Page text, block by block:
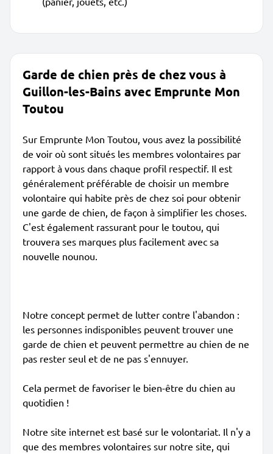
Garde de chien près de chez vous à
Guillon-les-Bains avec Emprunte Mon
Toutou
Sur Emprunte Mon Toutou, vous avez la possibilité
de voir où sont situés les membres volontaires par
rapport à vous dans chaque profil respectif. Il est
généralement préférable de choisir un membre
volontaire qui habite près de chez soi pour obtenir
une garde de chien, de façon à simplifier les choses.
C'est également rassurant pour le toutou, qui
trouvera ses marques plus facilement avec sa
nouvelle nounou.
Notre concept permet de lutter contre l'abandon :
les personnes indisponibles peuvent trouver une
garde de chien et peuvent permettre au chien de ne
pas rester seul et de ne pas s'ennuyer.
Cela permet de favoriser le bien-être du chien au
quotidien !
Notre site internet est basé sur le volontariat. Il n'y a
que des membres volontaires sur notre site, qui